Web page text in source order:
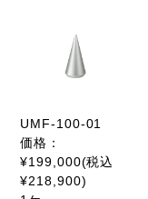
UMF-100-01
価格：
¥199,000(税込
¥218,900)